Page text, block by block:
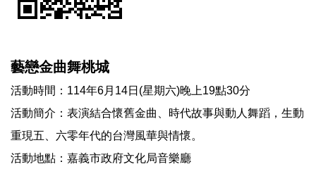
藝戀金曲舞桃城
活動時間：114年6月14日(星期六)晚上19點30分
活動簡介：表演結合懷舊金曲、時代故事與動人舞蹈，生動
重現五、六零年代的台灣風華與情懷。
活動地點：嘉義市政府文化局音樂廳